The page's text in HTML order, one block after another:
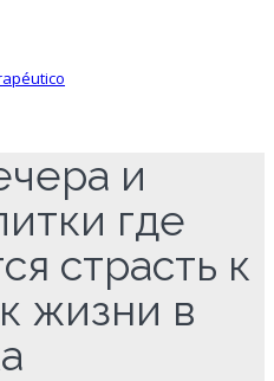
и
где
страсть к
жизни в